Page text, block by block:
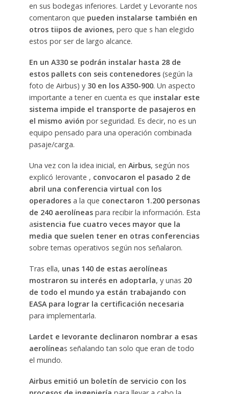
en sus bodegas inferiores. Lardet y Levorante nos
comentaron que pueden instalarse también en
otros tiipos de aviones, pero que s han elegido
estos por ser de largo alcance.
En un A330 se podrán instalar hasta 28 de
estos pallets con seis contenedores(según la
foto de Airbus) y 30 en los A350-900. Un aspecto
importante a tener en cuenta es que instalar este
sistema impide el transporte de pasajeros en
el mismo avión por seguridad. Es decir, no es un
equipo pensado para una operación combinada
pasaje/carga.
Una vez con la idea inicial, en Airbus, según nos
explicó Ierovante , convocaron el pasado 2 de
abril una conferencia virtual con los
operadoresa la que conectaron 1.200 personas
de 240 aerolíneaspara recibir la información. Esta
asistencia fue cuatro veces mayor que la
media que suelen tener en otras conferencias
sobre temas operativos según nos señalaron.
Tras ella, unas 140 de estas aerolíneas
mostraron su interés en adoptarla, y unas 20
de todo el mundo ya están trabajando con
EASA para lograr la certificación necesaria
para implementarla.
Lardet e Ievorante declinaron nombrar a esas
aerolíneas señalando tan solo que eran de todo
el mundo.
Airbus emitió un boletín de servicio con los